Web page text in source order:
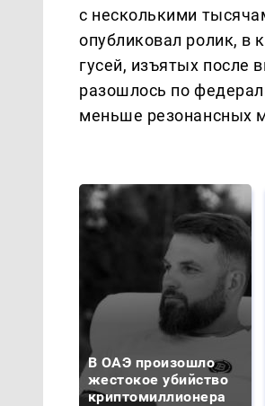
с несколькими
опубликовал ролик, в
гусей, изъятых после
разошлось по
меньше резонансных
В ОАЭ произошло
жестокое убийство
криптомиллионера